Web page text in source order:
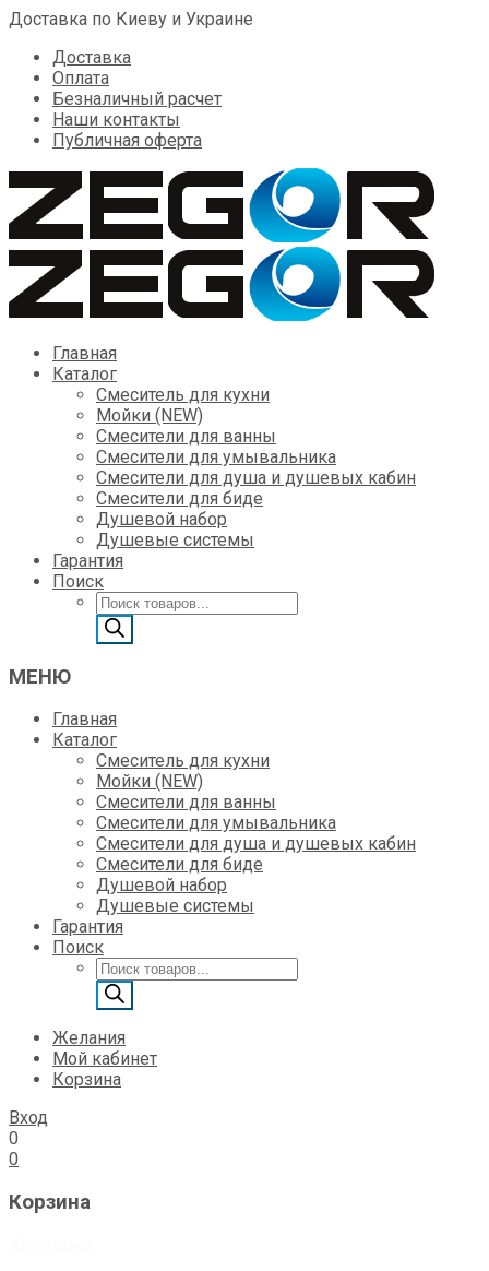
Доставка по Киеву и Украине
Доставка
Оплата
Безналичный расчет
Наши контакты
Публичная оферта
Skip
Главная
Каталог
Смеситель для кухни
Мойки (NEW)
Смесители для ванны
Смесители для умывальника
Смесители для душа и душевых кабин
Смесители для биде
Душевой набор
Душевые системы
Гарантия
Поиск
Поиск
товаров
МЕНЮ
Главная
Каталог
Смеситель для кухни
Мойки (NEW)
Смесители для ванны
Смесители для умывальника
Смесители для душа и душевых кабин
Смесители для биде
Душевой набор
Душевые системы
Гарантия
Поиск
Поиск
товаров
Желания
Мой кабинет
Корзина
Вход
0
0
Корзина